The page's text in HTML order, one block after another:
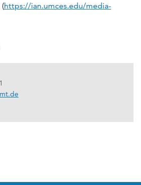
https://ian.umces.edu/media-